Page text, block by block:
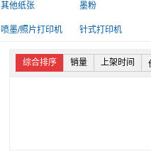
兄弟 实达
佳能 得力/deli
其他纸张 墨粉
喷墨/照片打印机 针式打印机
读卡器/转换器 办公收纳
综合排序 销量 上架时间